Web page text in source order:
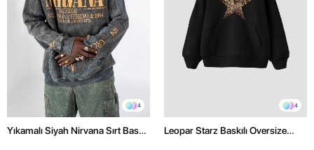
4
Yıkamalı Siyah Nirvana Sırt Baskılı
4
Leopar Starz Baskılı Oversize